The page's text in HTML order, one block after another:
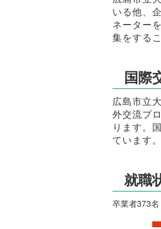
いる他、
ネーター
集をする
国際
広島市立
外交流プ
ります。
ています。
就職
卒業者373名